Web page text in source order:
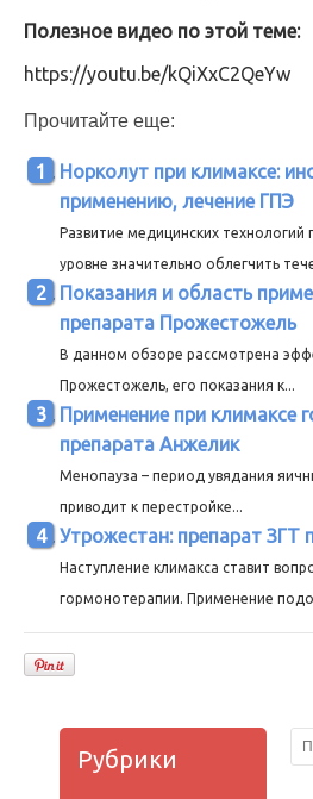
Полезное видео по этой теме:
https://youtu.be/kQiXxC2QeYw
Прочитайте еще:
Норколут при климаксе:
применению, лечение ГПЭ
Развитие медицинских
уровне значительно облегчить
Показания и область
препарата Прожестожель
В данном обзоре рассмотрена
Прожестожель, его показания к...
Применение при климаксе
препарата Анжелик
Менопауза – период увядания
приводит к перестройке...
Утрожестан: препарат ЗГТ
Наступление климакса ставит
гормонотерапии. Применение
Рубрики